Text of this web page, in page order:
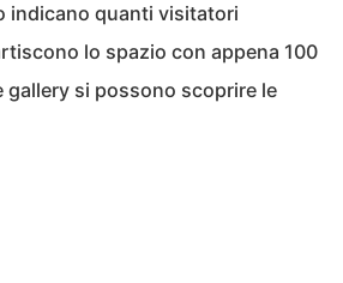
indicano quanti visitatori
lo spazio con appena 100
gallery si possono scoprire le